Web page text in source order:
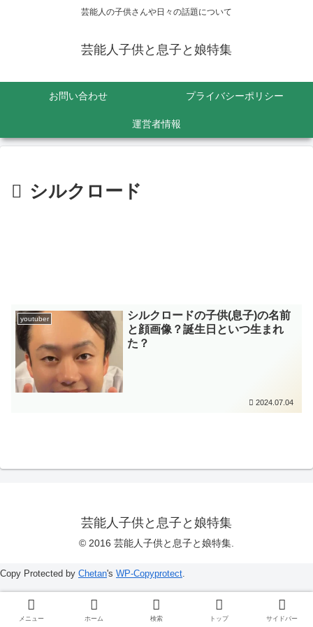
芸能人の子供さんや日々の話題について
芸能人子供と息子と娘特集
お問い合わせ プライバシーポリシー
運営者情報
シルクロード
youtuber
シルクロードの子供(息子)の名前
と顔画像？誕生日といつ生まれ
た？
2024.07.04
芸能人子供と息子と娘特集
© 2016 芸能人子供と息子と娘特集.
メニュー ホーム 検索 トップ サイドバー
Copy Protected by Chetan's WP-Copyprotect